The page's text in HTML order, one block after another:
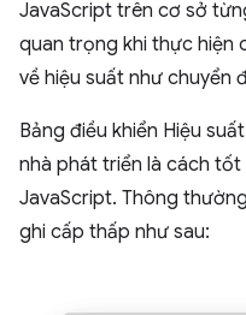
JavaScript trên cơ sở
quan trọng khi thực hiện
về hiệu suất như chuyển
Bảng điều khiển Hiệu
nhà phát triển là cách
JavaScript. Thông
ghi cấp thấp như sau: